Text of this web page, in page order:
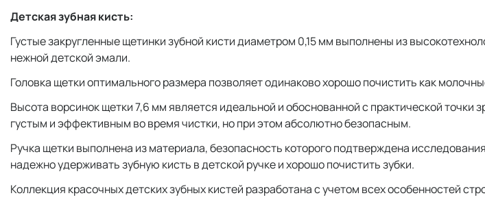
Детская зубная кисть:
Густые закругленные щетинки зубной кисти диаметром 0,15 мм выполнены из
нежной детской эмали.
Головка щетки оптимального размера позволяет одинаково хорошо почистить как
Высота ворсинок щетки 7,6 мм является идеальной и обоснованной с практической
густым и эффективным во время чистки, но при этом абсолютно безопасным.
Ручка щетки выполнена из материала, безопасность которого подтверждена
надежно удерживать зубную кисть в детской ручке и хорошо почистить зубки.
Коллекция красочных детских зубных кистей разработана с учетом всех особенностей